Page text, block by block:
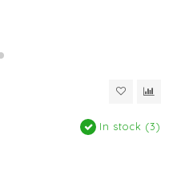
In stock (3)